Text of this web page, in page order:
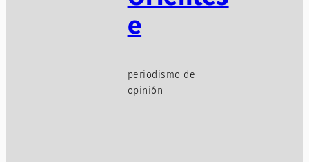
e
periodismo de
opinión